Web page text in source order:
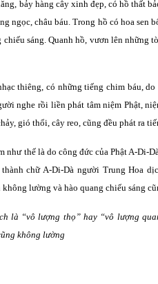
bảy hàng cây xinh đẹp, có hồ thất
ngọc, châu báu. Trong hồ có hoa sen
chiếu sáng. Quanh hồ, vươn lên những
thiêng, có những tiếng chim báu,
nghe rồi liền phát tâm niệm Phật,
gió thổi, cây reo, cũng đều phát ra
như thế là do công đức của Phật A-Di-
chữ A-Di-Dà người Trung Hoa
lường và hào quang chiếu sáng
là “vô lượng thọ” hay “vô lượng
không lường